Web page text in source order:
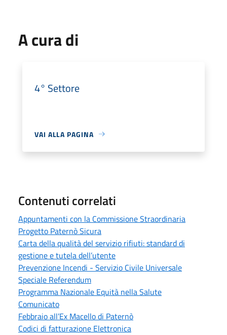
A cura di
4° Settore
VAI ALLA PAGINA
Contenuti correlati
Appuntamenti con la Commissione Straordinaria
Progetto Paternò Sicura
Carta della qualità del servizio rifiuti: standard di
gestione e tutela dell’utente
Prevenzione Incendi - Servizio Civile Universale
Speciale Referendum
Programma Nazionale Equità nella Salute
Comunicato
Febbraio all’Ex Macello di Paternò
Codici di fatturazione Elettronica